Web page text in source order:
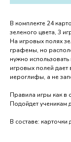
В комплекте 24
зеленого цвета, 3
На игровых полях
графемы, но
нужно
игровых полей
иероглифы, а не
Правила игры как в
Подойдет ученикам
В составе: карточки